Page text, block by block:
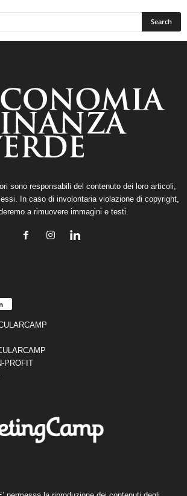
sono responsabili del contenuto dei loro articoli,
In caso di involontaria violazione di copyright,
a rimuovere immagini e testi.
PROFIT